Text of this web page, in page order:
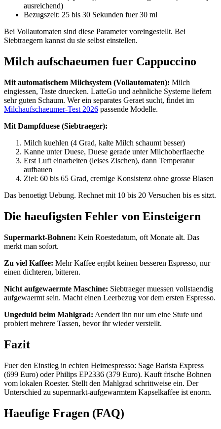
ausreichend)
Bezugszeit: 25 bis 30 Sekunden fuer 30 ml
Bei Vollautomaten sind diese Parameter voreingestellt. Bei
Siebtraegern kannst du sie selbst einstellen.
Milch aufschaeumen fuer Cappuccino
Mit automatischem Milchsystem (Vollautomaten): Milch
eingiessen, Taste druecken. LatteGo und aehnliche Systeme liefern
sehr guten Schaum. Wer ein separates Geraet sucht, findet im
Milchaufschaeumer-Test 2026 passende Modelle.
Mit Dampfduese (Siebtraeger):
Milch kuehlen (4 Grad, kalte Milch schaumt besser)
Kanne unter Duese, Duese gerade unter Milchoberflaeche
Erst Luft einarbeiten (leises Zischen), dann Temperatur
aufbauen
Ziel: 60 bis 65 Grad, cremige Konsistenz ohne grosse Blasen
Das benoetigt Uebung. Rechnet mit 10 bis 20 Versuchen bis es sitzt.
Die haeufigsten Fehler von Einsteigern
Supermarkt-Bohnen: Kein Roestedatum, oft Monate alt. Das
merkt man sofort.
Zu viel Kaffee: Mehr Kaffee ergibt keinen besseren Espresso, nur
einen dichteren, bitteren.
Nicht aufgewaermte Maschine: Siebtraeger muessen vollstaendig
aufgewaermt sein. Macht einen Leerbezug vor dem ersten Espresso.
Ungeduld beim Mahlgrad: Aendert ihn nur um eine Stufe und
probiert mehrere Tassen, bevor ihr wieder verstellt.
Fazit
Fuer den Einstieg in echten Heimespresso: Sage Barista Express
(699 Euro) oder Philips EP2336 (379 Euro). Kauft frische Bohnen
vom lokalen Roester. Stellt den Mahlgrad schrittweise ein. Der
Unterschied zu supermarkt-aufgewarmtem Kapselkaffee ist enorm.
Haeufige Fragen (FAQ)